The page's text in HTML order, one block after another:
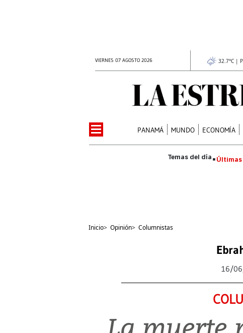
VIERNES 07 AGOSTO 2026 32.7°C |
PANAMÁ MUNDO ECONOMÍA
Inicio> Opinión> Columnistas
16/
La muerte